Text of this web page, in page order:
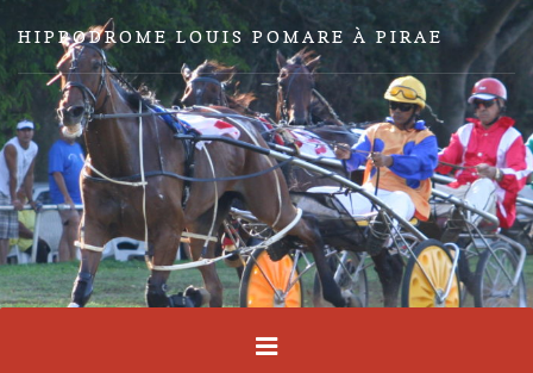
HIPPODROME LOUIS POMARE À PIRAE